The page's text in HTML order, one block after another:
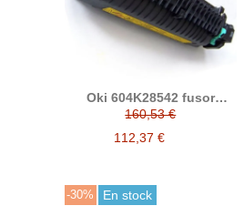
Oki 604K28542 fusor
compatible (B6300)
160,53 €
112,37 €
-30% En stock